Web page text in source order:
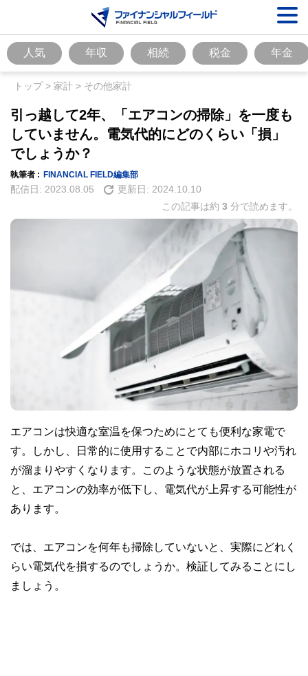
人気 年収 相続 税金 年金
トップ> 家計 > その他家計
引っ越して2年、「エアコンの掃除」を一度も
していません。電気代的にどのくらい「損」
でしょうか？
執筆者 : FINANCIAL FIELD編集部
配信日: 2023.08.05 更新日: 2024.10.10
この記事は約 3 分で読めます。
エアコンは快適な室温を保つためにとても便利な家電で
す。しかし、日常的に使用することで内部にホコリや汚れ
が溜まりやすくなります。このような状態が放置される
と、エアコンの効率が低下し、電気代が上昇する可能性が
あります。
では、エアコンを何年も掃除していないと、実際にどれく
らい電気代を損するのでしょうか。検証してみることにし
ましょう。